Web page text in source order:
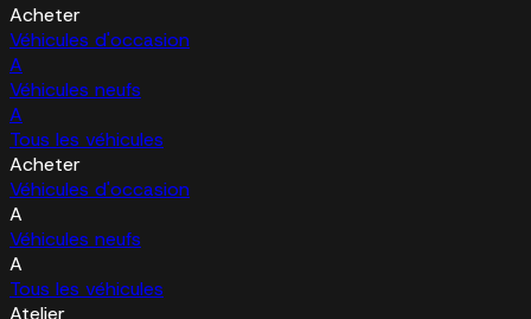
Acheter
Véhicules d'occasion
A
Véhicules neufs
A
Tous les véhicules
Acheter
Véhicules d'occasion
A
Véhicules neufs
A
Tous les véhicules
Atelier